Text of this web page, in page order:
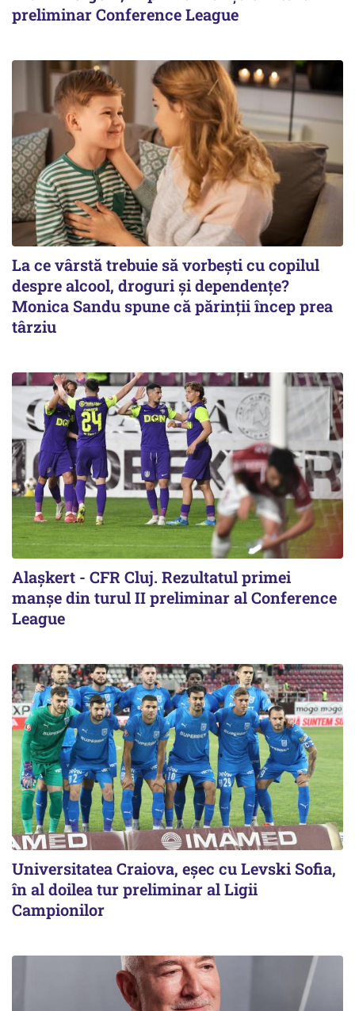
preliminar Conference League
La ce vârstă trebuie să vorbești cu copilul
despre alcool, droguri și dependențe?
Monica Sandu spune că părinții încep prea
târziu
Alaşkert - CFR Cluj. Rezultatul primei
manșe din turul II preliminar al Conference
League
Universitatea Craiova, eșec cu Levski Sofia,
în al doilea tur preliminar al Ligii
Campionilor